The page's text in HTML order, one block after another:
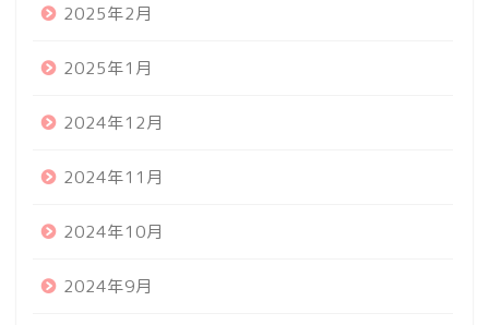
2025年2月
2025年1月
2024年12月
2024年11月
2024年10月
2024年9月